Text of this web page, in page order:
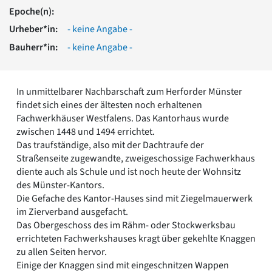
Romanik
Vorromanik
Römische Antike
Über uns
Fachbeirat
Freunde & Förderer
Kontakt
Impressum
Datenschutz
Suchbegriff eingeben
Epoche(n):
Urheber*in:
- keine Angabe -
Bauherr*in:
- keine Angabe -
In unmittelbarer Nachbarschaft zum Herforder Münster
findet sich eines der ältesten noch erhaltenen
Fachwerkhäuser Westfalens. Das Kantorhaus wurde
zwischen 1448 und 1494 errichtet.
Das traufständige, also mit der Dachtraufe der
Straßenseite zugewandte, zweigeschossige Fachwerkhaus
diente auch als Schule und ist noch heute der Wohnsitz
des Münster-Kantors.
Die Gefache des Kantor-Hauses sind mit Ziegelmauerwerk
im Zierverband ausgefacht.
Das Obergeschoss des im Rähm- oder Stockwerksbau
errichteten Fachwerkshauses kragt über gekehlte Knaggen
zu allen Seiten hervor.
Einige der Knaggen sind mit eingeschnitzen Wappen